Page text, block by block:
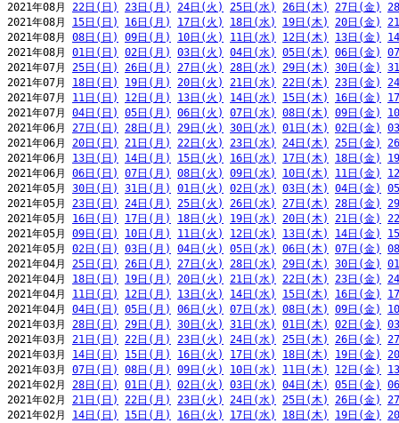
2021年08月 22日(日) 23日(月) 24日(火) 25日(水) 26日(木) 27日(金)
2021年08月 15日(日) 16日(月) 17日(火) 18日(水) 19日(木) 20日(金)
2021年08月 08日(日) 09日(月) 10日(火) 11日(水) 12日(木) 13日(金)
2021年08月 01日(日) 02日(月) 03日(火) 04日(水) 05日(木) 06日(金)
2021年07月 25日(日) 26日(月) 27日(火) 28日(水) 29日(木) 30日(金)
2021年07月 18日(日) 19日(月) 20日(火) 21日(水) 22日(木) 23日(金)
2021年07月 11日(日) 12日(月) 13日(火) 14日(水) 15日(木) 16日(金)
2021年07月 04日(日) 05日(月) 06日(火) 07日(水) 08日(木) 09日(金)
2021年06月 27日(日) 28日(月) 29日(火) 30日(水) 01日(木) 02日(金)
2021年06月 20日(日) 21日(月) 22日(火) 23日(水) 24日(木) 25日(金)
2021年06月 13日(日) 14日(月) 15日(火) 16日(水) 17日(木) 18日(金)
2021年06月 06日(日) 07日(月) 08日(火) 09日(水) 10日(木) 11日(金)
2021年05月 30日(日) 31日(月) 01日(火) 02日(水) 03日(木) 04日(金)
2021年05月 23日(日) 24日(月) 25日(火) 26日(水) 27日(木) 28日(金)
2021年05月 16日(日) 17日(月) 18日(火) 19日(水) 20日(木) 21日(金)
2021年05月 09日(日) 10日(月) 11日(火) 12日(水) 13日(木) 14日(金)
2021年05月 02日(日) 03日(月) 04日(火) 05日(水) 06日(木) 07日(金)
2021年04月 25日(日) 26日(月) 27日(火) 28日(水) 29日(木) 30日(金)
2021年04月 18日(日) 19日(月) 20日(火) 21日(水) 22日(木) 23日(金)
2021年04月 11日(日) 12日(月) 13日(火) 14日(水) 15日(木) 16日(金)
2021年04月 04日(日) 05日(月) 06日(火) 07日(水) 08日(木) 09日(金)
2021年03月 28日(日) 29日(月) 30日(火) 31日(水) 01日(木) 02日(金)
2021年03月 21日(日) 22日(月) 23日(火) 24日(水) 25日(木) 26日(金)
2021年03月 14日(日) 15日(月) 16日(火) 17日(水) 18日(木) 19日(金)
2021年03月 07日(日) 08日(月) 09日(火) 10日(水) 11日(木) 12日(金)
2021年02月 28日(日) 01日(月) 02日(火) 03日(水) 04日(木) 05日(金)
2021年02月 21日(日) 22日(月) 23日(火) 24日(水) 25日(木) 26日(金)
2021年02月 14日(日) 15日(月) 16日(火) 17日(水) 18日(木) 19日(金)